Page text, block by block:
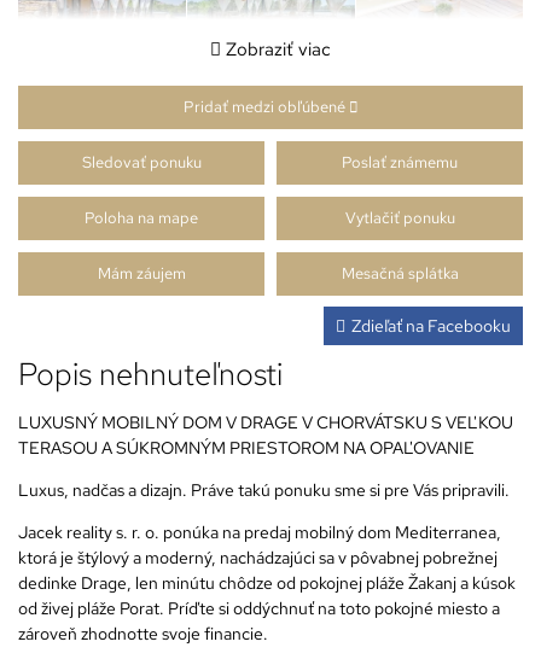
Zobraziť viac
Pridať medzi obľúbené
Sledovať ponuku Poslať známemu
Poloha na mape Vytlačiť ponuku
Mám záujem Mesačná splátka
Popis nehnuteľnosti
Zdieľať na Facebooku
LUXUSNÝ MOBILNÝ DOM V DRAGE V CHORVÁTSKU S VEĽKOU
TERASOU A SÚKROMNÝM PRIESTOROM NA OPAĽOVANIE
Luxus, nadčas a dizajn. Práve takú ponuku sme si pre Vás pripravili.
Jacek reality s. r. o. ponúka na predaj mobilný dom Mediterranea,
ktorá je štýlový a moderný, nachádzajúci sa v pôvabnej pobrežnej
dedinke Drage, len minútu chôdze od pokojnej pláže Žakanj a kúsok
od živej pláže Porat. Príďte si oddýchnuť na toto pokojné miesto a
zároveň zhodnotte svoje financie.